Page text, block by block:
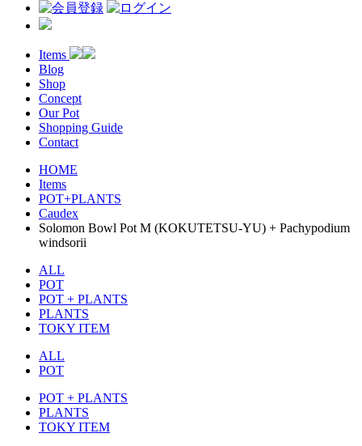
Items
Blog
Shop
Concept
Our Pot
Shopping Guide
Contact
HOME
Items
POT+PLANTS
Caudex
Solomon Bowl Pot M (KOKUTETSU-YU) + Pachypodium
windsorii
ALL
POT
POT + PLANTS
PLANTS
TOKY ITEM
ALL
POT
POT + PLANTS
PLANTS
TOKY ITEM